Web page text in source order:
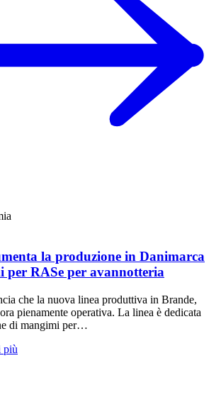
la produzione in Danimarca
per RASe per avannotteria
che la nuova linea produttiva in Brande,
pienamente operativa. La linea è dedicata
di mangimi per…
più